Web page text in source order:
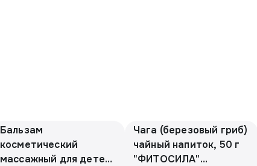
Бальзам
косметический
массажный для детей
Чага (березовый гриб)
чайный напиток, 50 г
"ФИТОСИЛА"